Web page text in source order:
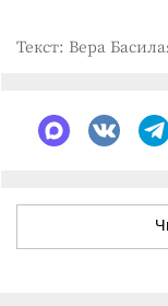
Текст: Вера